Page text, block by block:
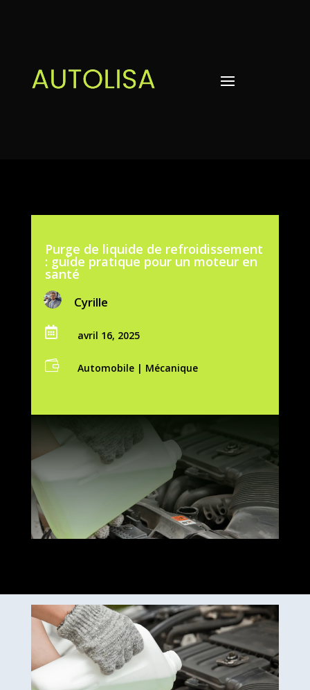
Purge de liquide de refroidissement
: guide pratique pour un moteur en
santé
Cyrille
 avril 16, 2025
 Automobile| Mécanique